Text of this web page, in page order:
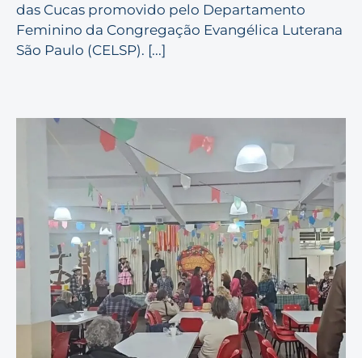
das Cucas promovido pelo Departamento
Feminino da Congregação Evangélica Luterana
São Paulo (CELSP). [...]